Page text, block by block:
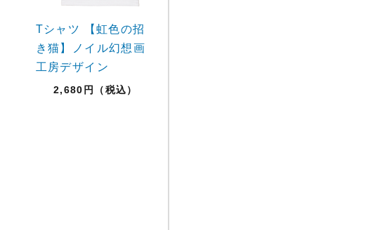
Tシャツ 【虹色の招
き猫】ノイル幻想画
工房デザイン
2,680円（税込）